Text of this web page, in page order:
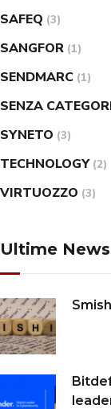
SAFEQ (3)
SANGFOR (1)
SENDMARC (1)
SENZA
SYNETO (3)
TECHNOLOGY (2)
VIRTUOZZO (3)
Ultime News